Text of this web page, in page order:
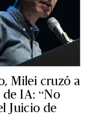
Milei cruzó a
IA: “No
Juicio de